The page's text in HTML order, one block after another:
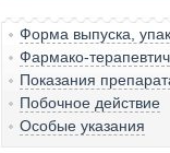
Форма выпуска,
Фармако-
Показания
Побочное действие
Особые указания